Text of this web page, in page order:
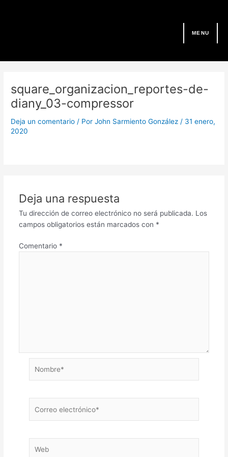
MENU
square_organizacion_reportes-de-
diany_03-compressor
Deja un comentario / PorJohn Sarmiento González / 31 enero,
2020
Deja una respuesta
Tu dirección de correo electrónico no será publicada. Los
campos obligatorios están marcados con *
Comentario *
electrónico*